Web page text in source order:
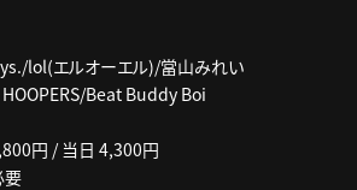
lol(エルオーエル)/當山みれい
HOOPERS/Beat Buddy Boi
円 / 当日 4,300円
要